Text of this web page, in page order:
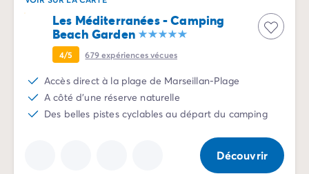
Les Méditerranées - Camping
Beach Garden
4/5 679expériences vécues
Accès direct à la plage de Marseillan-Plage
A côté d'une réserve naturelle
Des belles pistes cyclables au départ du camping
Découvrir